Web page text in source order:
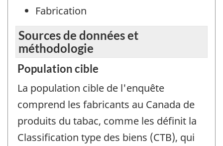
Fabrication
Sources de données et
méthodologie
Population cible
La population cible de l'enquête
comprend les fabricants au Canada de
produits du tabac, comme les définit la
Classification type des biens (CTB), qui